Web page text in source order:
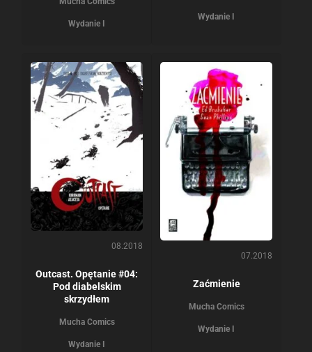
Wydanie I
Wydanie I
08.2018
Outcast. Opętanie #04:
Pod diabelskim
skrzydłem
Mucha Comics
Wydanie I
07.2018
Zaćmienie
Mucha Comics
Wydanie I